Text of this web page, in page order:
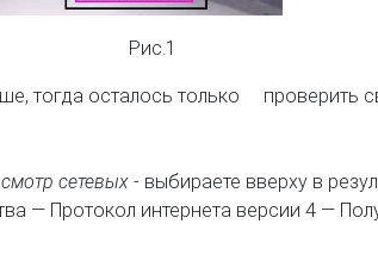
Рис.1
тогда осталось только проверить
сетевыx - выбираете вверху в
— Протокол интернета версии 4 —